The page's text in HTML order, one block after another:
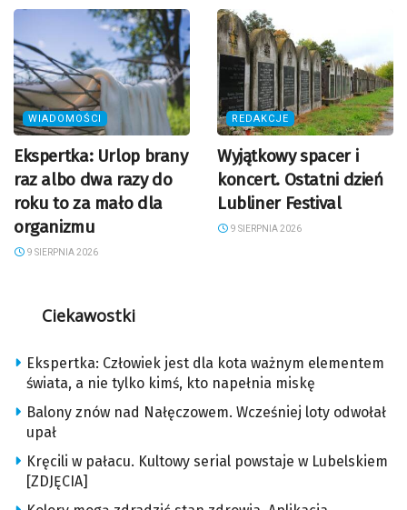
WIADOMOŚCI
Ekspertka: Urlop brany
raz albo dwa razy do
roku to za mało dla
organizmu
9 SIERPNIA 2026
REDAKCJE
Wyjątkowy spacer i
koncert. Ostatni dzień
Lubliner Festival
9 SIERPNIA 2026
Ciekawostki
Ekspertka: Człowiek jest dla kota ważnym elementem
świata, a nie tylko kimś, kto napełnia miskę
Balony znów nad Nałęczowem. Wcześniej loty odwołał
upał
Kręcili w pałacu. Kultowy serial powstaje w Lubelskiem
[ZDJĘCIA]